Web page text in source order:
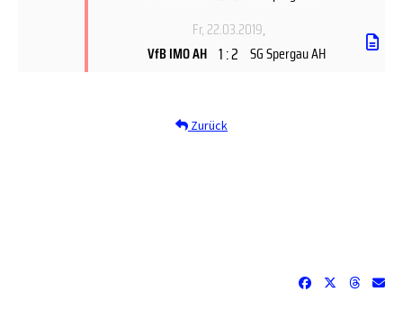
Fr, 22.03.2019,
VfB IMO AH 1 : 2 SG Spergau AH
Zurück